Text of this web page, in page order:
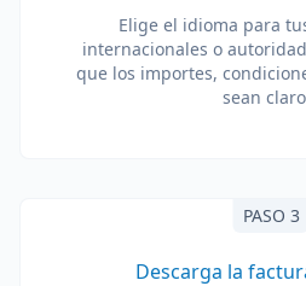
Elige el idioma para
internacionales o
que los importes,
sean
PASO 3
Descarga la